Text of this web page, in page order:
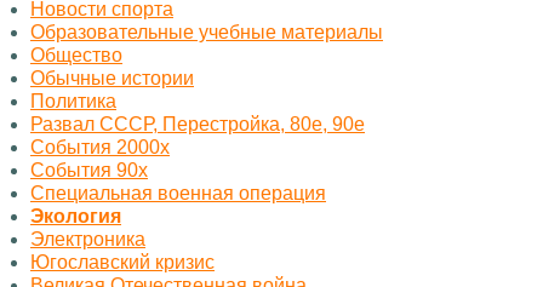
Новости спорта
Образовательные учебные материалы
Общество
Обычные истории
Политика
Развал СССР, Перестройка, 80е, 90е
События 2000х
События 90х
Специальная военная операция
Экология
Электроника
Югославский кризис